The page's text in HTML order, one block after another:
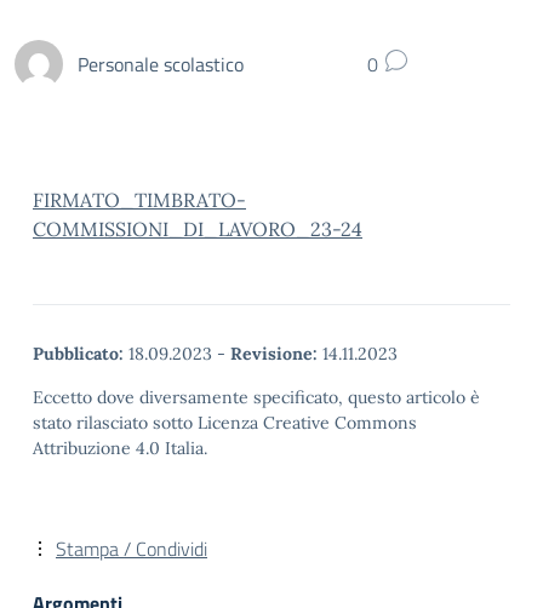
Personale scolastico 0
FIRMATO_TIMBRATO-
COMMISSIONI_DI_LAVORO_23-24
Pubblicato: 18.09.2023 - Revisione: 14.11.2023
Eccetto dove diversamente specificato, questo articolo è
stato rilasciato sotto Licenza Creative Commons
Attribuzione 4.0 Italia.
Stampa / Condividi